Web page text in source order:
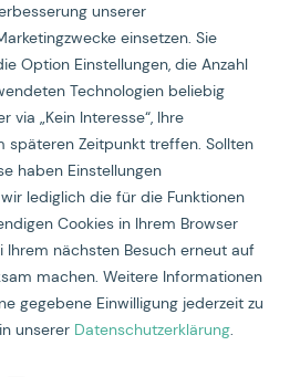
unserer
einsetzen. Sie
Option Einstellungen, die Anzahl
Technologien beliebig
via „Kein Interesse“, Ihre
späteren Zeitpunkt treffen. Sollten
haben Einstellungen
lediglich die für die Funktionen
Cookies in Ihrem Browser
Ihrem nächsten Besuch erneut auf
machen. Weitere Informationen
gegebene Einwilligung jederzeit zu
unserer Datenschutzerklärung.
Vorstand:
Marcel Oppliger
Frommhund
Gesellschaften:
Group AG, Zürich
163.817.823
AG, Zürich
CHE-109.301.313
GmbH, Wien
FN 605427 i
Wien